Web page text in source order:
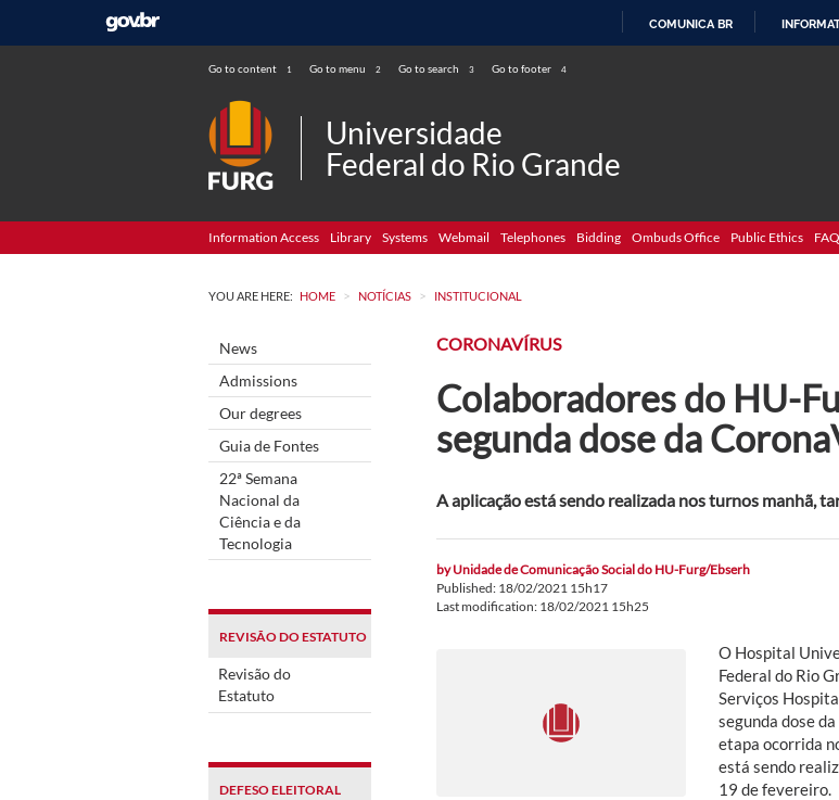
COMUNICA BR
Go to content 1 Go to menu 2 Go to search 3 Go to footer 4
Universidade
Federal do Rio Grande
Information Access Library Systems Webmail Telephones Bidding Ombuds Office Public Ethics FAQ
YOU ARE HERE: HOME > NOTÍCIAS > INSTITUCIONAL
News
Admissions
Our degrees
Guia de Fontes
22ª Semana
Nacional da
Ciência e da
Tecnologia
REVISÃO DO ESTATUTO
Revisão do
Estatuto
DEFESO ELEITORAL
CORONAVÍRUS
Colaboradores do HU-
segunda dose da
A aplicação está sendo realizada nos turnos manhã,
byUnidade de Comunicação Social do HU-Furg/Ebserh
Published: 18/02/2021 15h17
Last modification: 18/02/2021 15h25
O Hospital
Federal do Rio
Serviços
segunda dose
etapa ocorrida
está sendo
19 de fevereiro.